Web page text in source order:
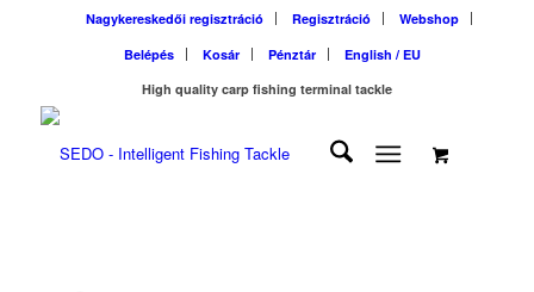
Nagykereskedői regisztráció Regisztráció
Webshop
Belépés
Kosár Pénztár
English / EU
High quality carp fishing terminal tackle